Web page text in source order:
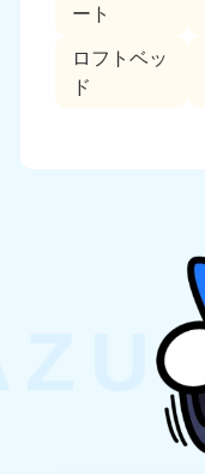
ート
ロフトベッ
ド